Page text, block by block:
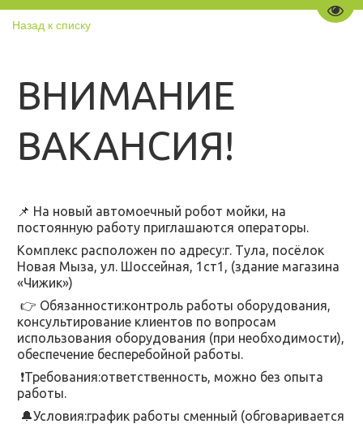
Назад к списку
ВНИМАНИЕ
ВАКАНСИЯ!
📌 На новый aвтомoечный робот мойки, на
постоянную работу приглашаются операторы.
Комплекс расположен по адресу:г. Tулa, посёлок
Новая Мыза, ул. Шоссейная, 1ст1, (здание магазина
«Чижик»)
👉 Обязанности:контроль pабoты оборудования,
консультирование клиентов по вопросам
использования оборудования (при необходимости),
обеспечение бесперебойной работы.
❗Требования:ответственность, можно без опыта
работы.
🔔Условия:график работы сменный (обговаривается